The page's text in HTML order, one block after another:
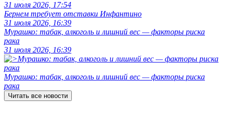
31 июля 2026, 17:54
Бернем требует отставки Инфантино
31 июля 2026, 16:39
Мурашко: табак, алкоголь и лишний вес — факторы риска
рака
31 июля 2026, 16:39
Мурашко: табак, алкоголь и лишний вес — факторы риска
рака
Читать все новости